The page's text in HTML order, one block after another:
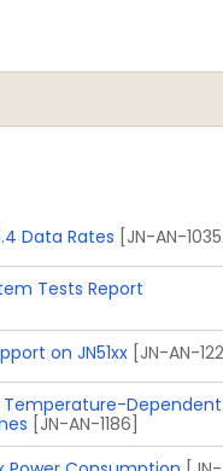
Data Rates [JN-AN-
Tests Report
on JN51xx [JN-AN-
Temperature-Dependent
[JN-AN-1186]